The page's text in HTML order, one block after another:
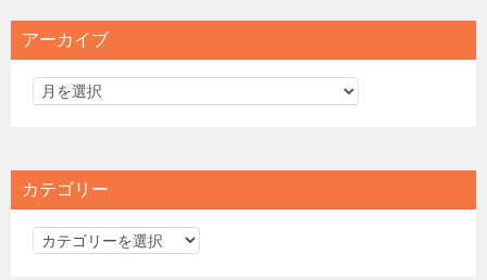
アーカイブ
カテゴリー
カ